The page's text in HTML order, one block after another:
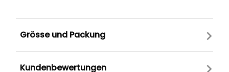
Grösse und Packung
Kundenbewertungen